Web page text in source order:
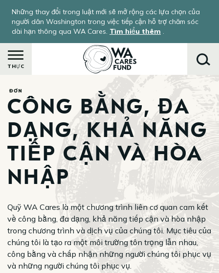
đến
dung
Những thay đổi trong luật mới sẽ mở rộng các lựa chọn của
người dân Washington trong việc tiếp cận hỗ trợ chăm sóc
dài hạn thông qua WA Cares. Tìm hiểu thêm .
THỰC
ĐƠN
Tìm
CÔNG BẰNG, ĐA
DẠNG, KHẢ NĂNG
TIẾP CẬN VÀ HÒA
NHẬP
Quỹ WA Cares là một chương trình liên cơ quan cam kết
về công bằng, đa dạng, khả năng tiếp cận và hòa nhập
trong chương trình và dịch vụ của chúng tôi. Mục tiêu của
chúng tôi là tạo ra một môi trường tôn trọng lẫn nhau,
công bằng và chấp nhận những người chúng tôi phục vụ
và những người chúng tôi phục vụ.